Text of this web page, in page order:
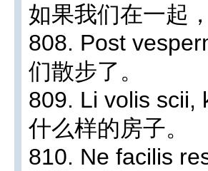
如果我们在一起
808. Post
们散步了。
809. Li volis scii,
什么样的房子。
810. Ne facilis